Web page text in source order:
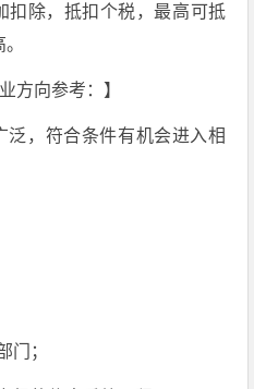
扣除，抵扣个税，最高可抵
方向参考：】
泛，符合条件有机会进入相
门；